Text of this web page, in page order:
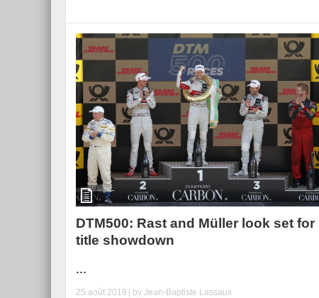
DTM500: Rast and Müller look set for
title showdown
...
25 août 2019 | by Jean-Baptiste Lassaux